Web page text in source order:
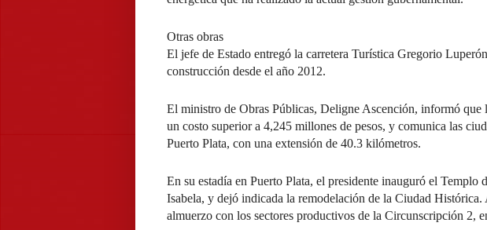
Otras obras
El jefe de Estado entregó la carretera Turística Gregorio
construcción desde el año 2012.
El ministro de Obras Públicas, Deligne Ascención, informó que
un costo superior a 4,245 millones de pesos, y comunica las
Puerto Plata, con una extensión de 40.3 kilómetros.
En su estadía en Puerto Plata, el presidente inauguró el Templo
Isabela, y dejó indicada la remodelación de la Ciudad Histórica.
almuerzo con los sectores productivos de la Circunscripción 2,